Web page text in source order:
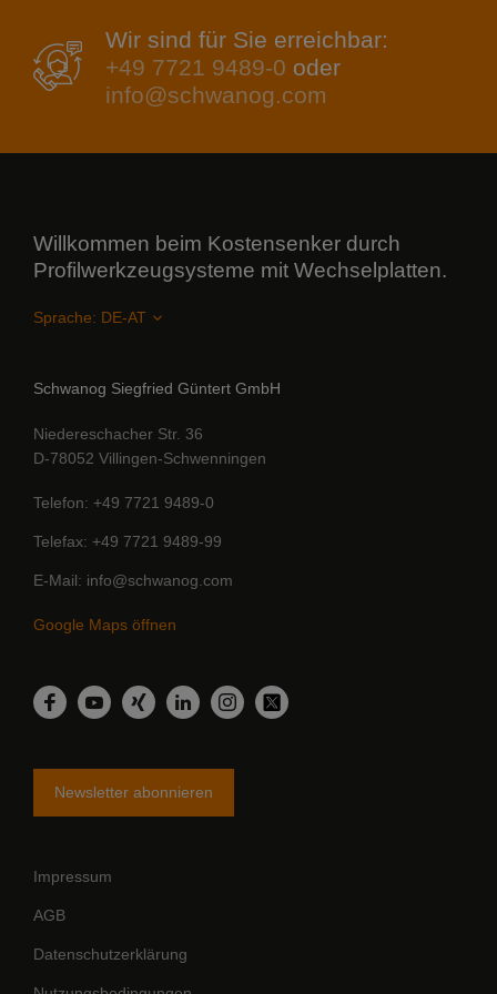
Wir sind für Sie erreichbar:
+49 7721 9489-0 oder
info@schwanog.com
Willkommen beim Kostensenker durch
Profilwerkzeugsysteme mit Wechselplatten.
Sprache:
Schwanog Siegfried Güntert GmbH
Niedereschacher Str. 36
D-78052 Villingen-Schwenningen
Telefon +49 7721 9489-0
Telefax +49 7721 9489-99
E-Mail info@schwanog.com
Google Maps öffnen
Facebook
YouTubeXing LinkedInInstagram
Twitter
Newsletter abonnieren
Impressum
AGB
Datenschutzerklärung